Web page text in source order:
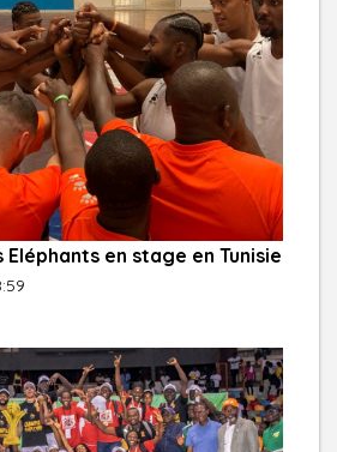
Eléphants en stage en Tunisie